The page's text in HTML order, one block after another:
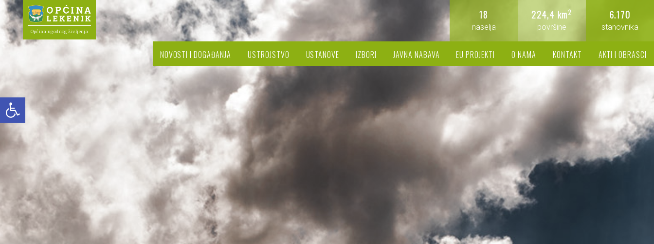
Open toolbar
Općina ugodnog življenja
6.170
stanovnika
224,4 km2
površine
18
naselja
NOVOSTI I DOGAĐANJA USTROJSTVO USTANOVE IZBORI JAVNA NABAVA EU PROJEKTI O NAMA KONTAKT AKTI I OBRASCI